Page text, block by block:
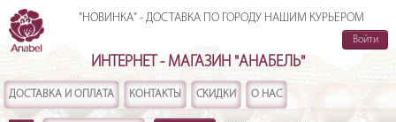
ИНТЕРНЕТ - МАГАЗИН "АНАБЕЛЬ"
"НОВИНКА" - ДОСТАВКА ПО ГОРОДУ НАШИМ КУРЬЕРОМ
ДОСТАВКА И ОПЛАТА КОНТАКТЫ СКИДКИ О НАС
Войти